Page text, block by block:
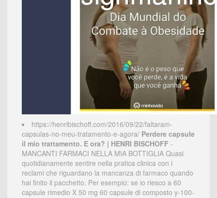
https://henribischoff.com/2016/09/22/faltaram-
capsulas-no-meu-tratamento-e-agora/ Perdere capsule
il mio trattamento. E ora? | HENRI BISCHOFF -
MANCANTI FARMACI NELLA MIA BOTTIGLIA Quasi
quotidianamente sentire nella pratica clinica con i
reclami che riguardano la mancanza di farmaco quando
hai finito il pacchetto. Per esempio: se io riesco a 60
capsule rimedio X 50 mg 60 capsule di composto y-100-